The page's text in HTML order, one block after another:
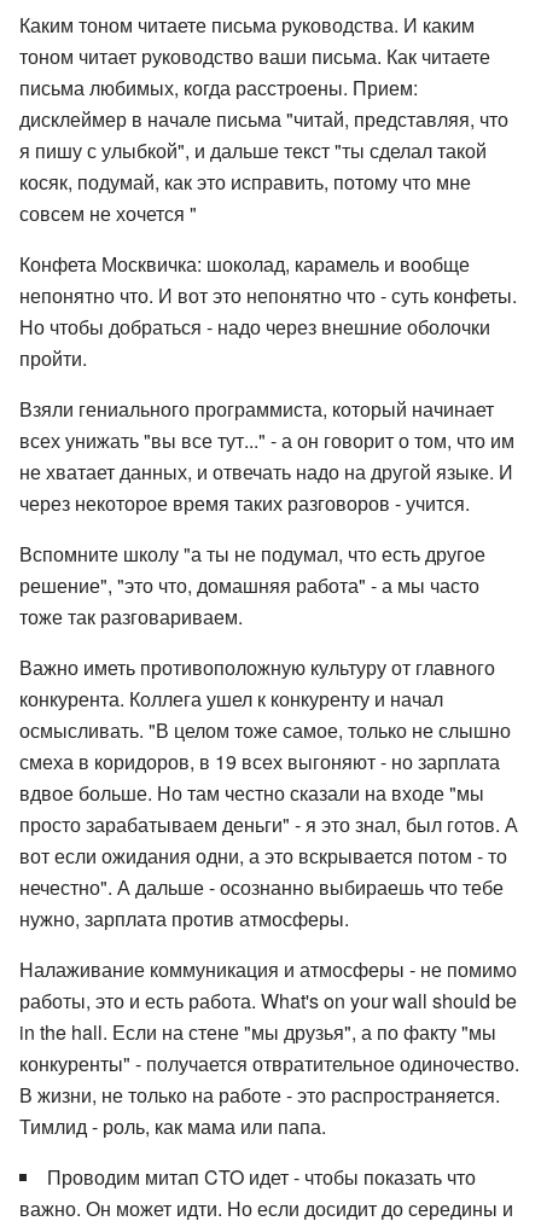
Каким тоном читаете письма руководства. И каким
тоном читает руководство ваши письма. Как читаете
письма любимых, когда расстроены. Прием:
дисклеймер в начале письма "читай, представляя, что
я пишу с улыбкой", и дальше текст "ты сделал такой
косяк, подумай, как это исправить, потому что мне
совсем не хочется "
Конфета Москвичка: шоколад, карамель и вообще
непонятно что. И вот это непонятно что - суть конфеты.
Но чтобы добраться - надо через внешние оболочки
пройти.
Взяли гениального программиста, который начинает
всех унижать "вы все тут..." - а он говорит о том, что им
не хватает данных, и отвечать надо на другой языке. И
через некоторое время таких разговоров - учится.
Вспомните школу "а ты не подумал, что есть другое
решение", "это что, домашняя работа" - а мы часто
тоже так разговариваем.
Важно иметь противоположную культуру от главного
конкурента. Коллега ушел к конкуренту и начал
осмысливать. "В целом тоже самое, только не слышно
смеха в коридоров, в 19 всех выгоняют - но зарплата
вдвое больше. Но там честно сказали на входе "мы
просто зарабатываем деньги" - я это знал, был готов. А
вот если ожидания одни, а это вскрывается потом - то
нечестно". А дальше - осознанно выбираешь что тебе
нужно, зарплата против атмосферы.
Налаживание коммуникация и атмосферы - не помимо
работы, это и есть работа. What's on your wall should be
in the hall. Если на стене "мы друзья", а по факту "мы
конкуренты" - получается отвратительное одиночество.
В жизни, не только на работе - это распространяется.
Тимлид - роль, как мама или папа.
Проводим митап CTO идет - чтобы показать что
важно. Он может идти. Но если досидит до середины и